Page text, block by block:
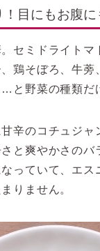
目にもお腹に
セミドライトマ
鶏そぼろ、牛蒡
と野菜の種類だ
辛のコチュジャ
と爽やかさのバ
っていて、エス
りません。